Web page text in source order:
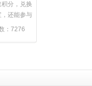
分，兑换
还能参与
赚到！
声、传统
有！都市
言情、宫
：7276